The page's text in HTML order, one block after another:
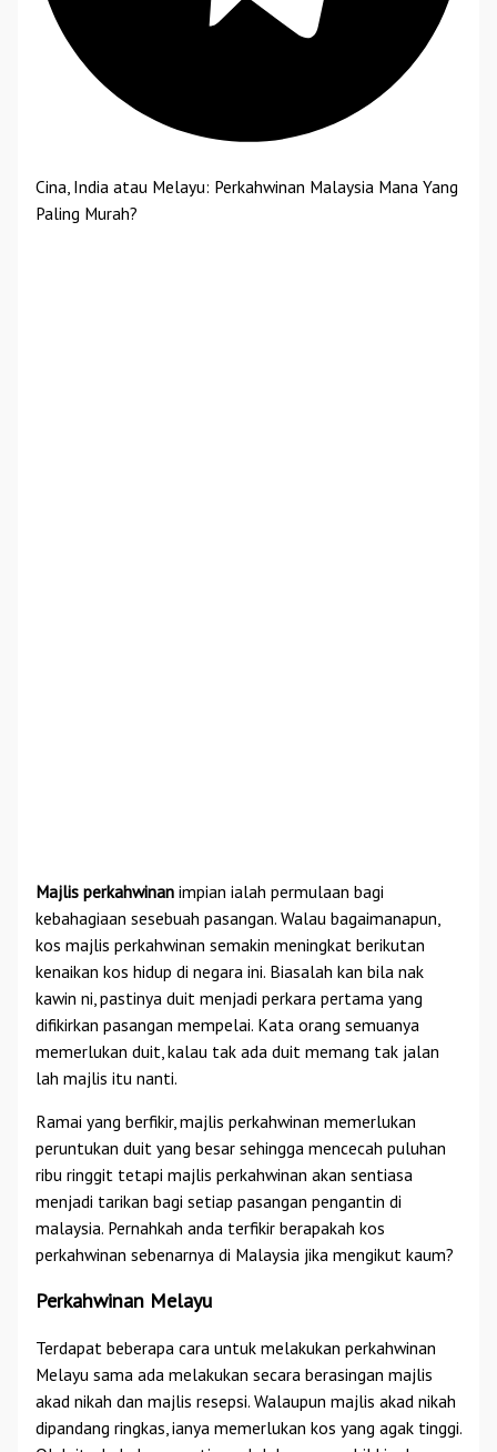
Cina, India atau Melayu: Perkahwinan Malaysia Mana Yang
Paling Murah?
Majlis perkahwinanimpian ialah permulaan bagi
kebahagiaan sesebuah pasangan. Walau bagaimanapun,
kos majlis perkahwinan semakin meningkat berikutan
kenaikan kos hidup di negara ini. Biasalah kan bila nak
kawin ni, pastinya duit menjadi perkara pertama yang
difikirkan pasangan mempelai. Kata orang semuanya
memerlukan duit, kalau tak ada duit memang tak jalan
lah majlis itu nanti.
Ramai yang berfikir, majlis perkahwinan memerlukan
peruntukan duit yang besar sehingga mencecah puluhan
ribu ringgit tetapi majlis perkahwinan akan sentiasa
menjadi tarikan bagi setiap pasangan pengantin di
malaysia. Pernahkah anda terfikir berapakah kos
perkahwinan sebenarnya di Malaysia jika mengikut kaum?
Perkahwinan Melayu
Terdapat beberapa cara untuk melakukan perkahwinan
Melayu sama ada melakukan secara berasingan majlis
akad nikah dan majlis resepsi. Walaupun majlis akad nikah
dipandang ringkas, ianya memerlukan kos yang agak tinggi.